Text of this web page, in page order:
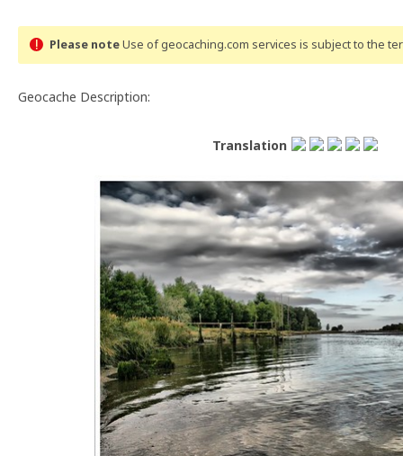
Please noteUse of geocaching.com services is subject to the
Geocache Description:
Translation